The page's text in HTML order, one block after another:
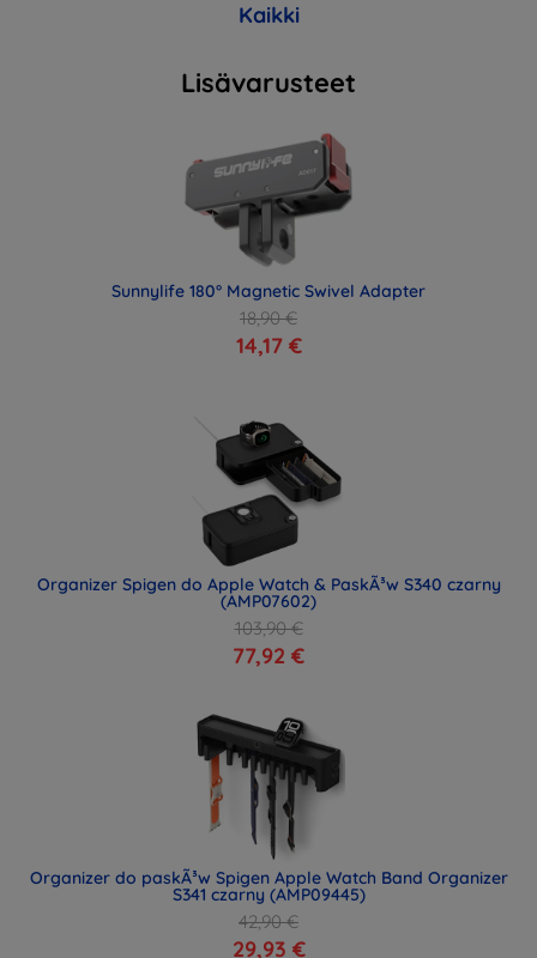
Kaikki
Lisävarusteet
Sunnylife 180° Magnetic Swivel Adapter
18,90 €
14,17 €
Organizer Spigen do Apple Watch & PaskÃ³w S340 czarny
(AMP07602)
103,90 €
77,92 €
Organizer do paskÃ³w Spigen Apple Watch Band Organizer
S341 czarny (AMP09445)
42,90 €
29,93 €